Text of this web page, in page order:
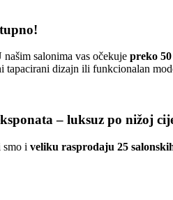
salonima vas očekuje preko
tapacirani dizajn ili funkcionalan
– luksuz po nižoj
smo i veliku rasprodaju 25